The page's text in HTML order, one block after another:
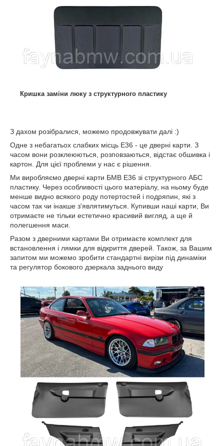
Кришка заміни люку з структурного пластику
З дахом розібралися, можемо продовжувати далі :)
Одне з небагатьох слабких місць Е36 - це дверні карти. З
часом вони розклеюються, розповзаються, відстає обшивка і
картон. Для цієї проблеми у нас є рішення.
Ми виробляємо дверні карти БМВ Е36 зі структурного АБС
пластику. Через особливості цього матеріалу, на ньому буде
менше видно всякого роду потертостей і подряпин, які з
часом так чи інакше з'являтимуться. Купивши наші карти, Ви
отримаєте не тільки естетично красивий вигляд, а ще й
полегшення маси.
Разом з дверними картами Ви отримаєте комплект для
встановлення і лямки для відкриття дверей. Також, за Вашим
запитом ми можемо зробити стандартні вирізи під динаміки
та регулятор бокового дзеркала заднього виду